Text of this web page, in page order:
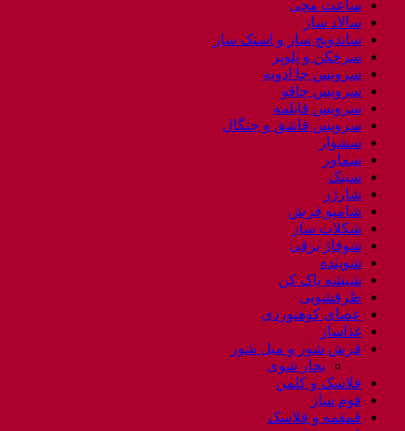
ساعت مچی
سالاد ساز
ساندویچ ساز و اسنک ساز
سرخکن و پلوپز
سرویس جا ادویه
سرویس چاقو
سرویس قابلمه
سرویس قاشق و چنگال
سشوار
سماور
سینک
شارژر
شامپو فرش
شکلات ساز
شوفاژ برقی
شوینده
شیشه پاک کن
ظرفشویی
عصای کوهنوردی
غذاساز
فرش شور و مبل شور
بخار شوی
فلاسک و کلمن
فوم ساز
قمقمه و فلاسک